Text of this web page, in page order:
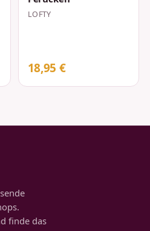
LOFTY
18,95 €
finde das